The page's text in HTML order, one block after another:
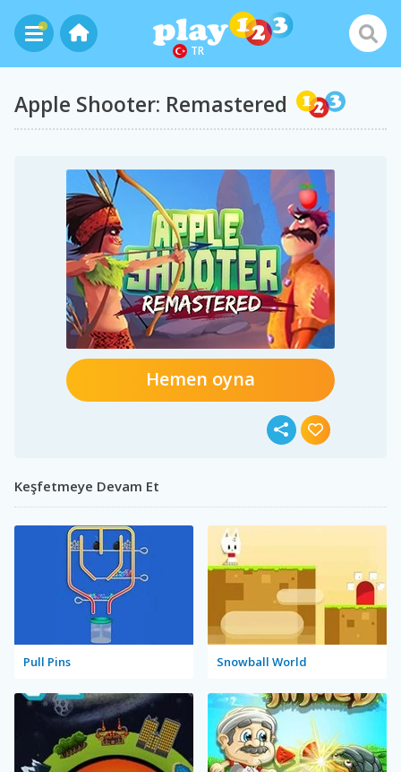
TR
Apple Shooter: Remastered
Hemen oyna
Keşfetmeye Devam Et
Pull Pins Snowball World